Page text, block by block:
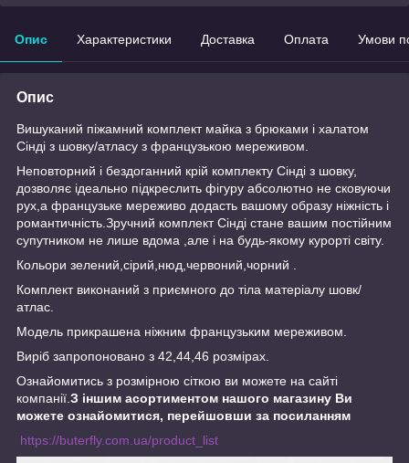
Опис Характеристики Доставка Оплата Умови
Опис
Вишуканий піжамний комплект майка з брюками і халатом
Сінді з шовку/атласу з французькою мереживом.
Неповторний і бездоганний крій комплекту Сінді з шовку,
дозволяє ідеально підкреслить фігуру абсолютно не сковуючи
рух,а французьке мереживо додасть вашому образу ніжність і
романтичність.Зручний комплект Сінді стане вашим постійним
супутником не лише вдома ,але і на будь-якому курорті світу.
Кольори зелений,сірий,нюд,червоний,чорний .
Комплект виконаний з приємного до тіла матеріалу шовк/
атлас.
Модель прикрашена ніжним французьким мереживом.
Виріб запропоновано з 42,44,46 розмірах.
Ознайомитись з розмірною сіткою ви можете на сайті
компанії. З іншим асортиментом нашого магазину Ви
можете ознайомитися, перейшовши за посиланням
https://buterfly.com.ua/product_list